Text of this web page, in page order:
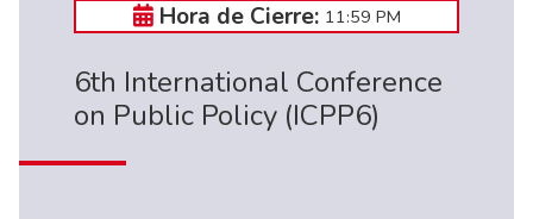
Hora de Cierre: 11:59 PM
6th International Conference
on Public Policy (ICPP6)